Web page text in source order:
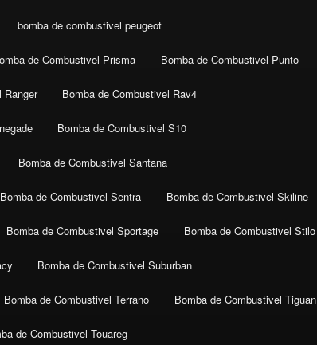
bomba de combustivel peugeot
de Combustivel Prisma Bomba de Combustivel Punto
Ranger Bomba de Combustivel Rav4
Bomba de Combustivel S10
Bomba de Combustivel Santana
Bomba de Combustivel Sentra Bomba de Combustivel Skiline
Bomba de Combustivel Sportage Bomba de Combustivel Stilo
Bomba de Combustivel Suburban
Bomba de Combustivel Terrano Bomba de Combustivel Tiguan
de Combustivel Touareg